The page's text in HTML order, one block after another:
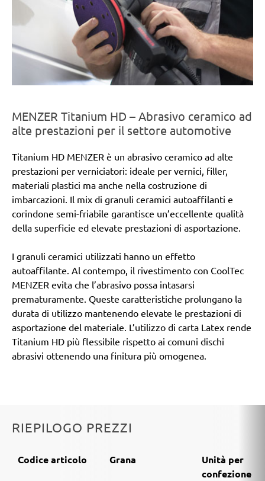
MENZER Titanium HD – Abrasivo ceramico ad
alte prestazioni per il settore automotive
Titanium HD MENZER è un abrasivo ceramico ad alte
prestazioni per verniciatori: ideale per vernici, filler,
materiali plastici ma anche nella costruzione di
imbarcazioni. Il mix di granuli ceramici autoaffilanti e
corindone semi-friabile garantisce un’eccellente qualità
della superficie ed elevate prestazioni di asportazione.
I granuli ceramici utilizzati hanno un effetto
autoaffilante. Al contempo, il rivestimento con CoolTec
MENZER evita che l’abrasivo possa intasarsi
prematuramente. Queste caratteristiche prolungano la
durata di utilizzo mantenendo elevate le prestazioni di
asportazione del materiale. L’utilizzo di carta Latex rende
Titanium HD più flessibile rispetto ai comuni dischi
abrasivi ottenendo una finitura più omogenea.
RIEPILOGO PREZZI
Codice articolo Grana
Unità per
confezione